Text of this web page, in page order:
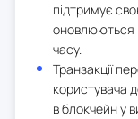
підтримує
оновлюються
часу.
Транзакції
користувача
в блокчейн у